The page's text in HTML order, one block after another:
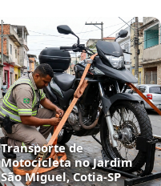
Transporte de
Motocicleta no Jardim
São Miguel, Cotia‑SP